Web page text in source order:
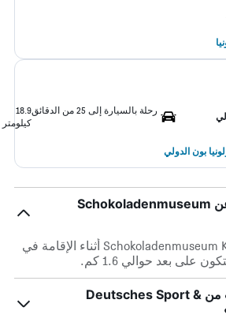
رحلة بالسيارة إلى 25 من الدقائق
18.9
كيلومتر
بون الدولي
كم يبعد هوتل ميريان عن Schokoladenmuseum
يمكنك المشي إلى Schokoladenmuseum Köln أثناء الإقامة في
بعد حوالي 1.6 كم.
هل هوتل ميريان قريب من Deutsches Sport &